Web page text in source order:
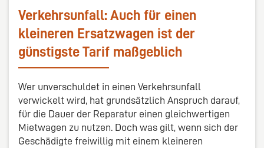
Verkehrsunfall: Auch für einen
kleineren Ersatzwagen ist der
günstigste Tarif maßgeblich
Wer unverschuldet in einen Verkehrsunfall
verwickelt wird, hat grundsätzlich Anspruch darauf,
für die Dauer der Reparatur einen gleichwertigen
Mietwagen zu nutzen. Doch was gilt, wenn sich der
Geschädigte freiwillig mit einem kleineren